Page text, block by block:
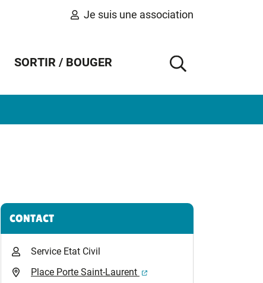
Je suis une association
SORTIR / BOUGER
AFFICHER
Informations complémentaires
CONTACT
Service Etat Civil
Place Porte Saint-Laurent
(ouverture dans un nouvel